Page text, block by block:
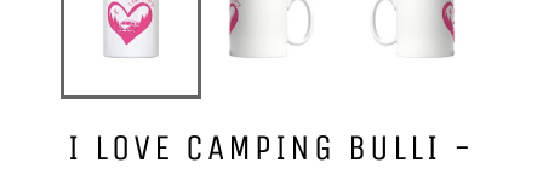
I LOVE CAMPING BULLI -